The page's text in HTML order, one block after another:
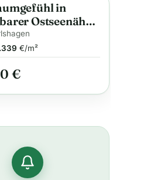
in
Ostseenähe:
Maisonette mit
und Stellplatz
€/m²
€